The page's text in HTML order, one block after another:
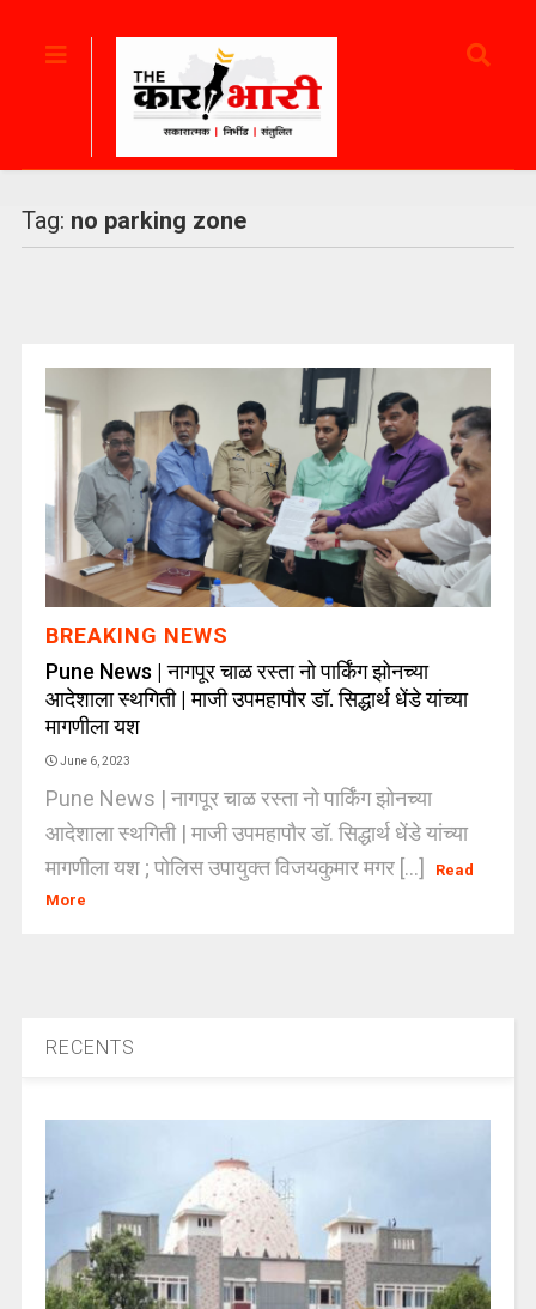
Tag: no parking zone
BREAKING NEWS
Pune News | नागपूर चाळ रस्ता नो पार्किंग झोनच्या
आदेशाला स्थगिती | माजी उपमहापौर डॉ. सिद्धार्थ धेंडे यांच्या
मागणीला यश
June 6, 2023
Pune News | नागपूर चाळ रस्ता नो पार्किंग झोनच्या
आदेशाला स्थगिती | माजी उपमहापौर डॉ. सिद्धार्थ धेंडे यांच्या
मागणीला यश ; पोलिस उपायुक्त विजयकुमार मगर [...]
Read
More
RECENTS